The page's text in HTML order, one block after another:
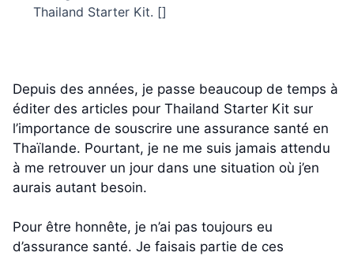
Thailand Starter Kit. []
Depuis des années, je passe beaucoup de temps à
éditer des articles pour Thailand Starter Kit sur
l’importance de souscrire une assurance santé en
Thaïlande. Pourtant, je ne me suis jamais attendu
à me retrouver un jour dans une situation où j’en
aurais autant besoin.
Pour être honnête, je n’ai pas toujours eu
d’assurance santé. Je faisais partie de ces